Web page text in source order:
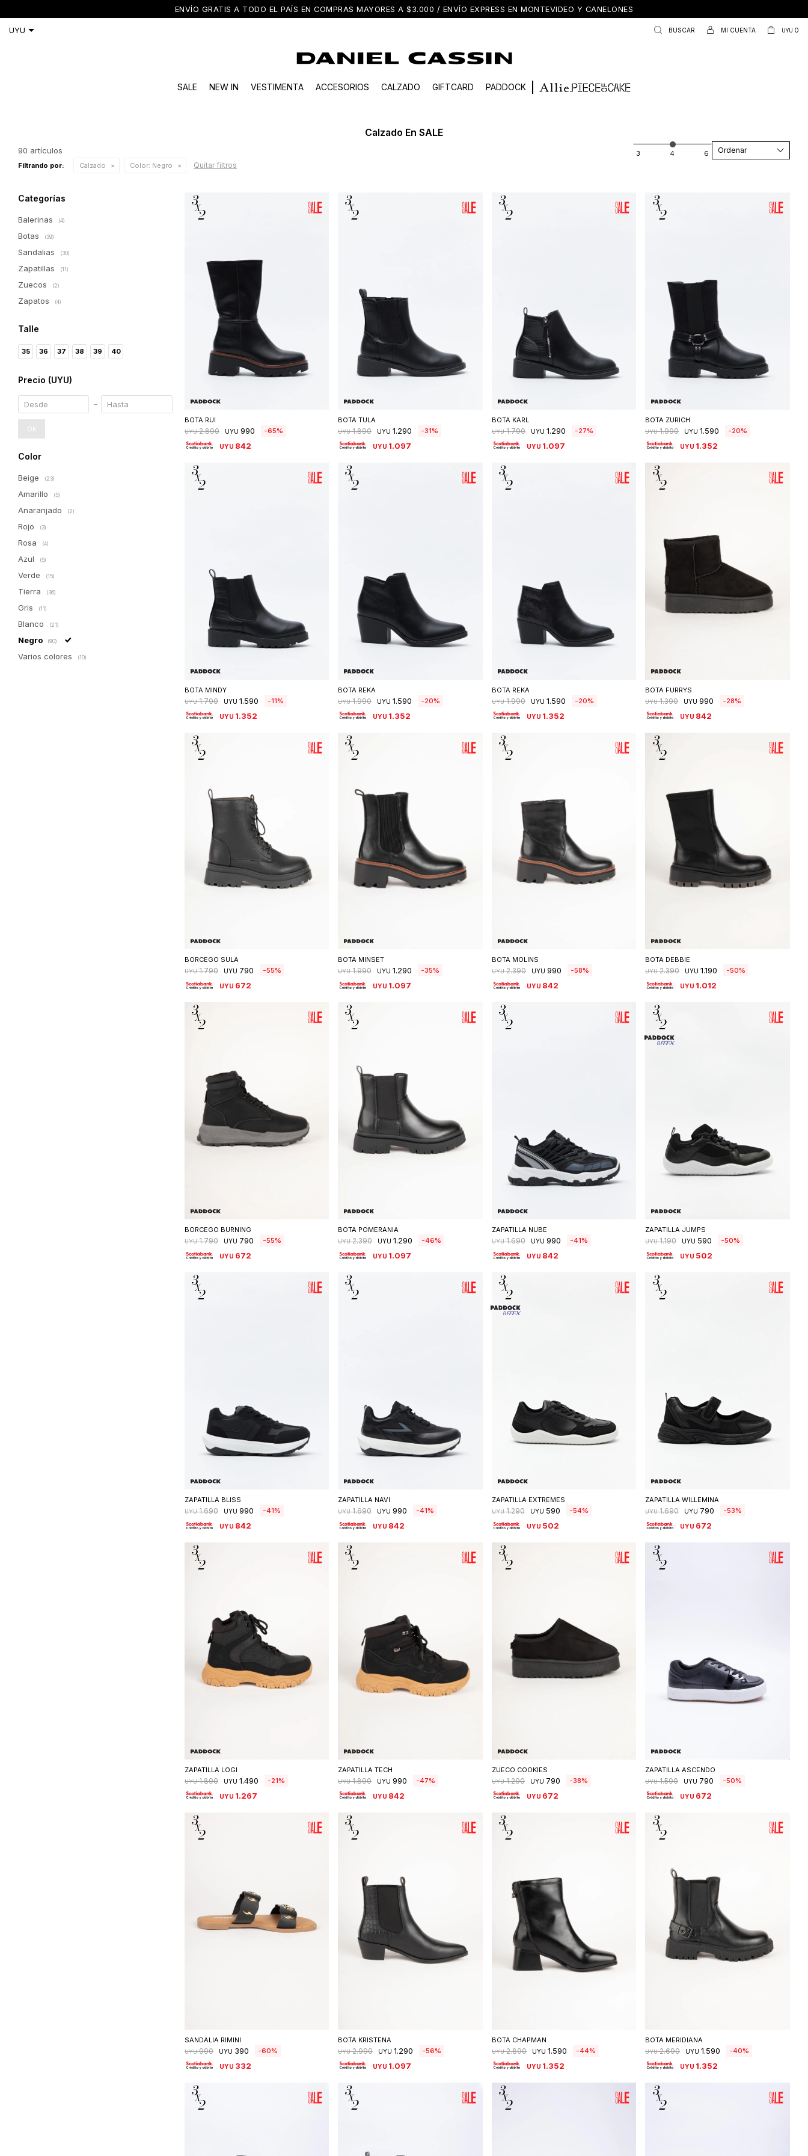
ENVÍO GRATIS A TODO EL PAÍS EN COMPRAS MAYORES A $3.000 / ENVÍO EXPRESS EN MONTEVIDEO Y CANELONES
SALE NEW IN VESTIMENTA ACCESORIOS CALZADO GIFTCARD PADDOCK
UYU 0
Calzado En SALE
90 artículos Recomendados
Filtrando por: Calzado Color: Negro Quitar filtros
BOTA RUI
UYU 2.890 UYU 990 65
UYU 842
BOTA TULA
UYU 1.890 UYU 1.290 31
UYU 1.097
BOTA KARL
UYU 1.790 UYU 1.290 27
UYU 1.097
BOTA ZURICH
UYU 1.990 UYU 1.590 20
UYU 1.352
BOTA MINDY
UYU 1.790 UYU 1.590 11
UYU 1.352
BOTA REKA
UYU 1.990 UYU 1.590 20
UYU 1.352
BOTA REKA
UYU 1.990 UYU 1.590 20
UYU 1.352
BOTA FURRYS
UYU 1.390 UYU 990 28
UYU 842
BORCEGO SULA
UYU 1.790 UYU 790 55
UYU 672
BOTA MINSET
UYU 1.990 UYU 1.290 35
UYU 1.097
BOTA MOLINS
UYU 2.390 UYU 990 58
UYU 842
BOTA DEBBIE
UYU 2.390 UYU 1.190 50
UYU 1.012
BORCEGO BURNING
UYU 1.790 UYU 790 55
UYU 672
BOTA POMERANIA
UYU 2.390 UYU 1.290 46
UYU 1.097
ZAPATILLA NUBE
UYU 1.690 UYU 990 41
UYU 842
ZAPATILLA JUMPS
UYU 1.190 UYU 590 50
UYU 502
ZAPATILLA BLISS
UYU 1.690 UYU 990 41
UYU 842
ZAPATILLA NAVI
UYU 1.690 UYU 990 41
UYU 842
ZAPATILLA EXTREMES
UYU 1.290 UYU 590 54
UYU 502
ZAPATILLA WILLEMINA
UYU 1.690 UYU 790 53
UYU 672
ZAPATILLA LOGI
UYU 1.890 UYU 1.490 21
UYU 1.267
ZAPATILLA TECH
UYU 1.890 UYU 990 47
UYU 842
ZUECO COOKIES
UYU 1.290 UYU 790 38
UYU 672
ZAPATILLA ASCENDO
UYU 1.590 UYU 790 50
UYU 672
SANDALIA RIMINI
UYU 990 UYU 390 60
UYU 332
BOTA KRISTENA
UYU 2.990 UYU 1.290 56
UYU 1.097
BOTA CHAPMAN
UYU 2.890 UYU 1.590 44
UYU 1.352
BOTA MERIDIANA
UYU 2.690 UYU 1.590 40
UYU 1.352
Categorías
Balerinas (4)
Botas (39)
Sandalias (30)
Zapatillas (11)
Zuecos (2)
Zapatos (4)
Talle
35 36 37 38 39 40
Precio (UYU)
OK
Color
Beige (23)
Amarillo (5)
Anaranjado (2)
Rojo (3)
Rosa (4)
Azul (5)
Verde (15)
Tierra (36)
Gris (11)
Blanco (21)
Negro (90)
Varios colores (10)